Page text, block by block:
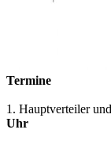
Termine
1. Hauptverteiler
Uhr